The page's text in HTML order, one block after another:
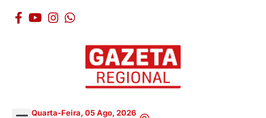
Quarta-Feira, 05 Ago, 2026